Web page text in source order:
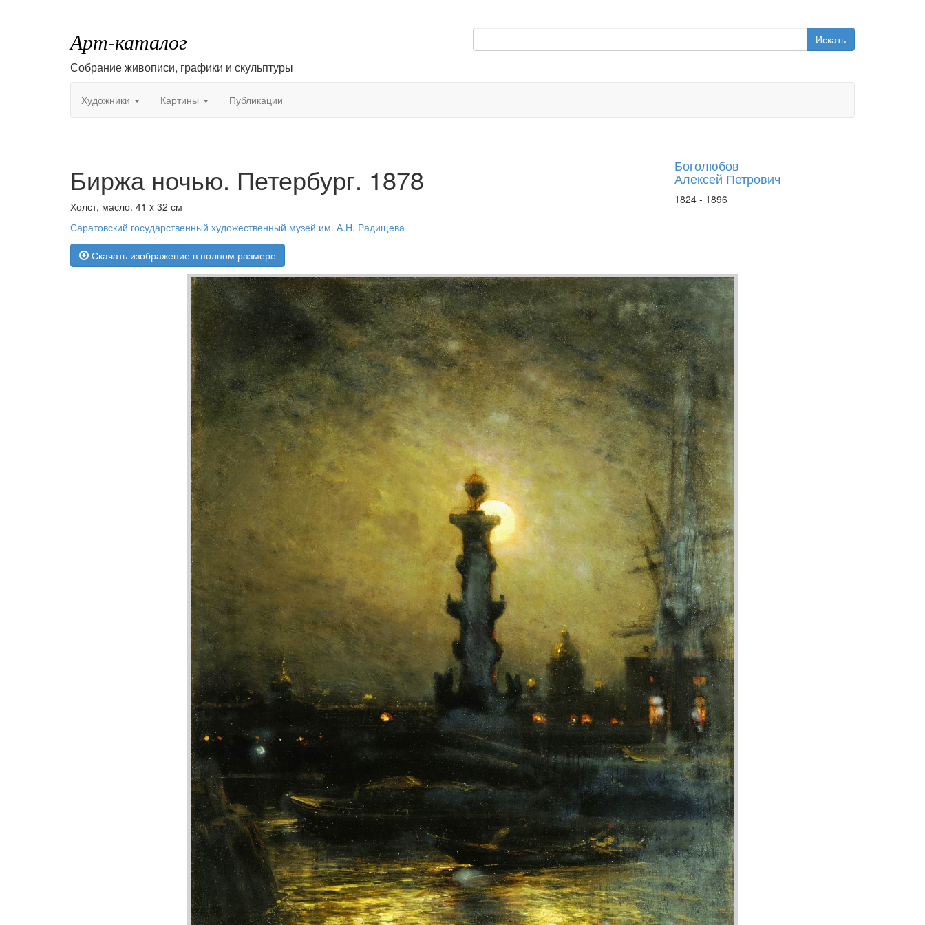
Арт-каталог
Собрание живописи, графики и скульптуры
Искать
Художники Картины Публикации
Биржа ночью. Петербург. 1878
Холст, масло. 41 x 32 см
Саратовский государственный художественный музей им. А.Н. Радищева
Скачать изображение в полном размере
Боголюбов
Алексей Петрович
1824 - 1896